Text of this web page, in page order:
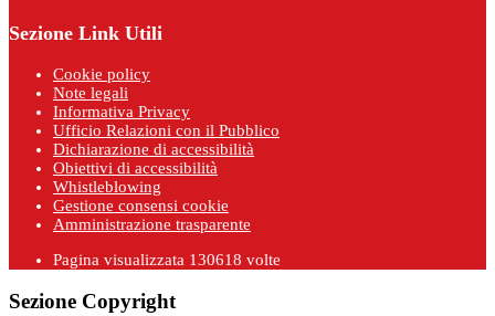
Sezione Link Utili
Cookie policy
Note legali
Informativa Privacy
Ufficio Relazioni con il Pubblico
Dichiarazione di accessibilità
Obiettivi di accessibilità
Whistleblowing
Gestione consensi cookie
Amministrazione trasparente
Pagina visualizzata 130618 volte
Sezione Copyright